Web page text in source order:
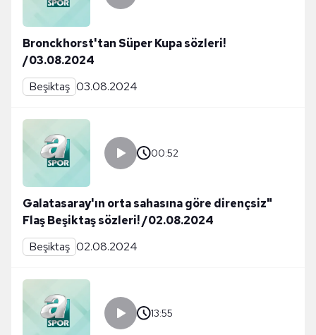
Bronckhorst'tan Süper Kupa sözleri!
/03.08.2024
Beşiktaş 03.08.2024
00:52
Galatasaray'ın orta sahasına göre dirençsiz"
Flaş Beşiktaş sözleri! /02.08.2024
Beşiktaş 02.08.2024
13:55